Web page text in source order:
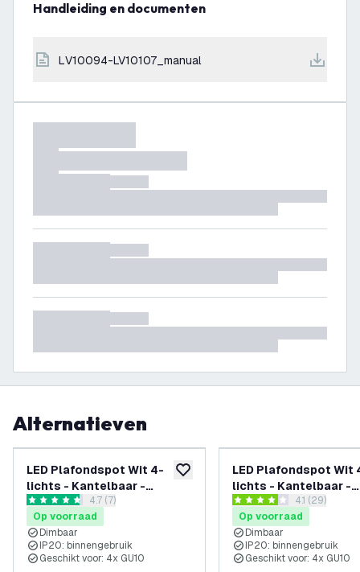
Handleiding en documenten
LV10094-LV10107_manual
Alternatieven
toevoegen aan verlanglijst
LED Plafondspot Wit 4-
lichts - Kantelbaar -
Dimbaar - GU10 fitting –
Opbouw
reviews drawer openen
4.7 score sterren4.7 (7)
Op voorraad
Dimbaar
IP20: binnengebruik
Geschikt voor: 4x GU10
LED Plafondspot Wit
lichts - Kantelbaar -
Dimbaar - GU10
Opbouw
reviews
4.1 score sterren4.1 (29)
Op voorraad
Dimbaar
IP20: binnengebruik
Geschikt voor: 4x GU10